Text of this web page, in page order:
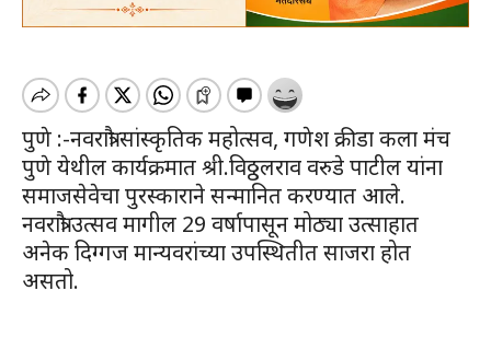
पुणे :-नवरात्रौ सांस्कृतिक महोत्सव, गणेश क्रीडा कला मंच
पुणे येथील कार्यक्रमात श्री.विठ्ठलराव वरुडे पाटील यांना
समाजसेवेचा पुरस्काराने सन्मानित करण्यात आले.
नवरात्रौ उत्सव मागील 29 वर्षापासून मोठ्या उत्साहात
अनेक दिग्गज मान्यवरांच्या उपस्थितीत साजरा होत
असतो.